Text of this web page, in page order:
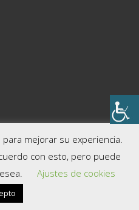
mejorar su experiencia.
con esto, pero puede
Ajustes de cookies